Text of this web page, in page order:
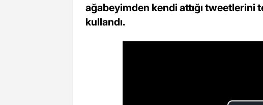
ağabeyimden kendi attığı
kullandı.